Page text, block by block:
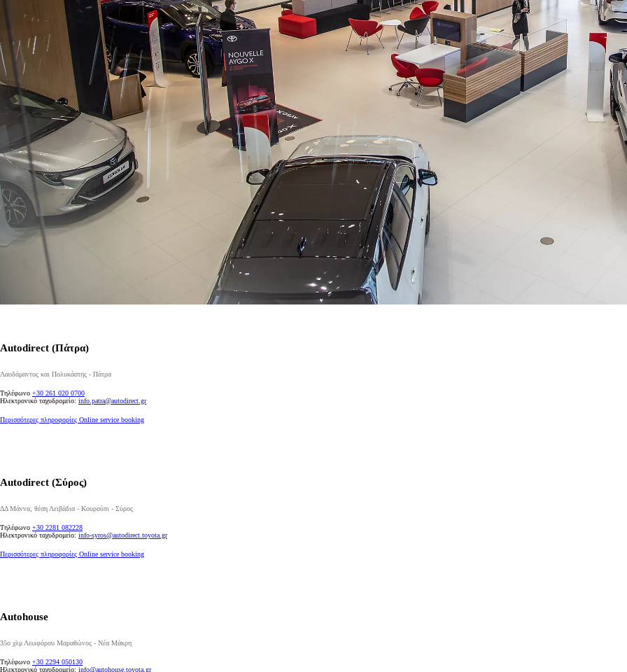
Από
384,13 € /Μήνα
Toyota C-HR+
Αγοράστε Online
BATTERY ELECTRIC
Από
337,99 € /Μήνα
Αγοράστε Online
Autodirect (Πάτρα)
Λαοδάμαντος και Πολυκάστης - Πάτρα
Τηλέφωνο +30 261 020 0700
Ηλεκτρονικό ταχυδρομείο: info.patra@autodirect.gr
Περισσότερες πληροφορίες Online service booking
Autodirect (Σύρος)
ΔΔ Μάννα, θέση Λειβάδια - Κουρούπι - Σύρος
Τηλέφωνο +30 2281 082228
Ηλεκτρονικό ταχυδρομείο: info-syros@autodirect.toyota.gr
Περισσότερες πληροφορίες Online service booking
Autohouse
35ο χλμ Λεωφόρου Μαραθώνος - Νέα Μάκρη
Τηλέφωνο +30 2294 050130
Ηλεκτρονικό ταχυδρομείο: info@autohouse.toyota.gr